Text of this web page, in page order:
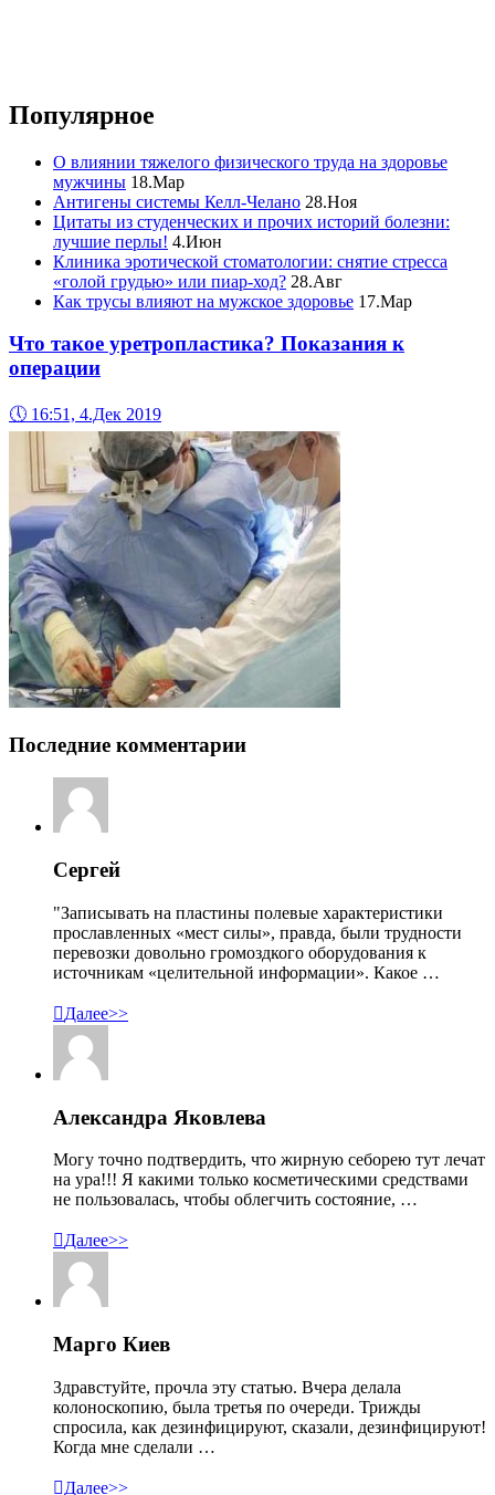
Популярное
О влиянии тяжелого физического труда на здоровье
мужчины 18.Мар
Антигены системы Келл-Челано 28.Ноя
Цитаты из студенческих и прочих историй болезни:
лучшие перлы! 4.Июн
Клиника эротической стоматологии: снятие стресса
«голой грудью» или пиар-ход? 28.Авг
Как трусы влияют на мужское здоровье 17.Мар
Что такое уретропластика? Показания к
операции
🕔 16:51, 4.Дек 2019
Последние комментарии
Сергей
"Записывать на пластины полевые характеристики
прославленных «мест силы», правда, были трудности
перевозки довольно громоздкого оборудования к
источникам «целительной информации». Какое …
Далее>>
Александра Яковлева
Могу точно подтвердить, что жирную себорею тут лечат
на ура!!! Я какими только косметическими средствами
не пользовалась, чтобы облегчить состояние, …
Далее>>
Марго Киев
Здравстуйте, прочла эту статью. Вчера делала
колоноскопию, была третья по очереди. Трижды
спросила, как дезинфицируют, сказали, дезинфицируют!
Когда мне сделали …
Далее>>